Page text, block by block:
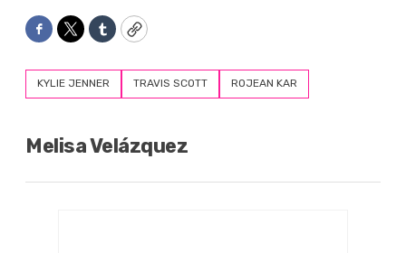
Facebook
TwitterTumblrCopy
KYLIE JENNER TRAVIS SCOTT ROJEAN KAR
Melisa Velázquez